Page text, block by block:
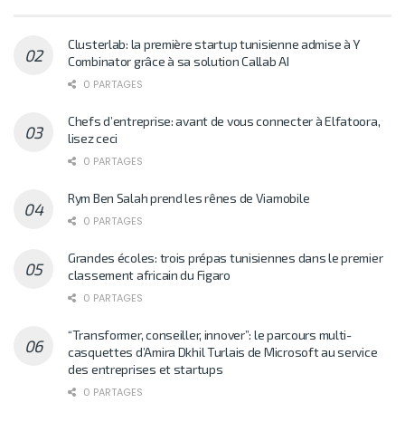
Clusterlab: la première startup tunisienne admise à Y
Combinator grâce à sa solution Callab AI
0 PARTAGES
Chefs d’entreprise: avant de vous connecter à Elfatoora,
lisez ceci
0 PARTAGES
Rym Ben Salah prend les rênes de Viamobile
0 PARTAGES
Grandes écoles: trois prépas tunisiennes dans le premier
classement africain du Figaro
0 PARTAGES
“Transformer, conseiller, innover”: le parcours multi-
casquettes d’Amira Dkhil Turlais de Microsoft au service
des entreprises et startups
0 PARTAGES